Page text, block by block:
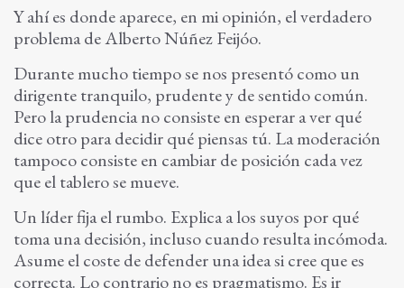
Y ahí es donde aparece, en mi opinión, el verdadero
problema de Alberto Núñez Feijóo.
Durante mucho tiempo se nos presentó como un
dirigente tranquilo, prudente y de sentido común.
Pero la prudencia no consiste en esperar a ver qué
dice otro para decidir qué piensas tú. La moderación
tampoco consiste en cambiar de posición cada vez
que el tablero se mueve.
Un líder fija el rumbo. Explica a los suyos por qué
toma una decisión, incluso cuando resulta incómoda.
Asume el coste de defender una idea si cree que es
correcta. Lo contrario no es pragmatismo. Es ir